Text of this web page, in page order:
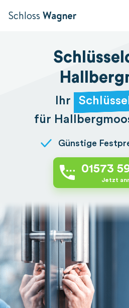
Schloss Wagner
Ihr
für
Günstige
01573
Jetzt